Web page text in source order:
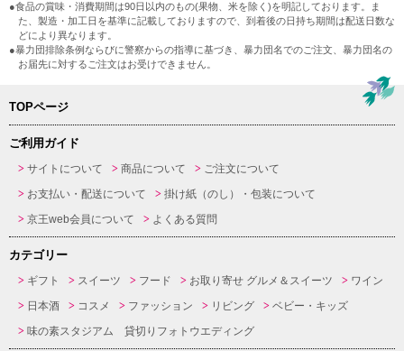
●食品の賞味・消費期間は90日以内のもの(果物、米を除く)を明記しております。ま
た、製造・加工日を基準に記載しておりますので、到着後の日持ち期間は配送日数な
どにより異なります。
●暴力団排除条例ならびに警察からの指導に基づき、暴力団名でのご注文、暴力団名の
お届先に対するご注文はお受けできません。
TOPページ
ご利用ガイド
サイトについて 商品について
ご注文について
お支払い・配送について
掛け紙（のし）・包装について
京王web会員について
よくある質問
カテゴリー
ギフト スイーツ フード お取り寄せ グルメ＆スイーツ
ワイン
日本酒
コスメ ファッション リビング
ベビー・キッズ
味の素スタジアム 貸切りフォトウエディング